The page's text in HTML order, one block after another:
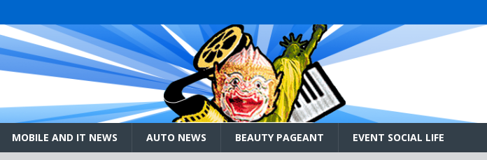
MOBILE AND IT NEWS AUTO NEWS BEAUTY PAGEANT EVENT SOCIAL LIFE